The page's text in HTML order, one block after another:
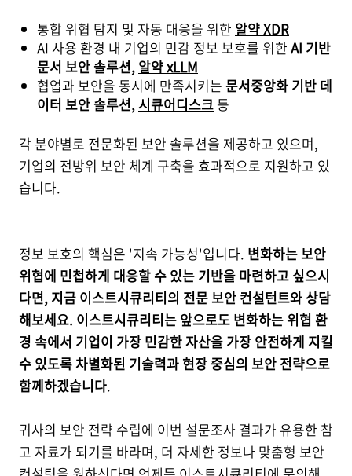
통합 위협 탐지 및 자동 대응을 위한 알약XDR
AI 사용 환경 내 기업의 민감 정보 보호를 위한 AI 기반
문서 보안 솔루션, 알약 xLLM
협업과 보안을 동시에 만족시키는 문서중앙화 기반 데
이터 보안 솔루션, 시큐어디스크 등
각 분야별로 전문화된 보안 솔루션을 제공하고 있으며,
기업의 전방위 보안 체계 구축을 효과적으로 지원하고 있
습니다.
정보 보호의 핵심은 '지속 가능성'입니다. 변화하는 보안
위협에 민첩하게 대응할 수 있는 기반을 마련하고 싶으시
다면, 지금 이스트시큐리티의 전문 보안 컨설턴트와 상담
해보세요. 이스트시큐리티는 앞으로도 변화하는 위협 환
경 속에서 기업이 가장 민감한 자산을 가장 안전하게 지킬
수 있도록 차별화된 기술력과 현장 중심의 보안 전략으로
함께하겠습니다.
귀사의 보안 전략 수립에 이번 설문조사 결과가 유용한 참
고 자료가 되기를 바라며, 더 자세한 정보나 맞춤형 보안